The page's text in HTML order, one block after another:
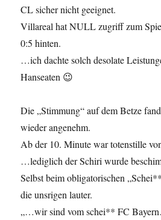
CL sicher nicht geeignet.
Villareal hat NULL zugriff zum
0:5 hinten.
…ich dachte solch desolate
Hanseaten 😉
Die „Stimmung“ auf dem Betze
wieder angenehm.
Ab der 10. Minute war totenstille
…lediglich der Schiri wurde
Selbst beim obligatorischen
die unsrigen lauter.
„…wir sind vom schei** FC